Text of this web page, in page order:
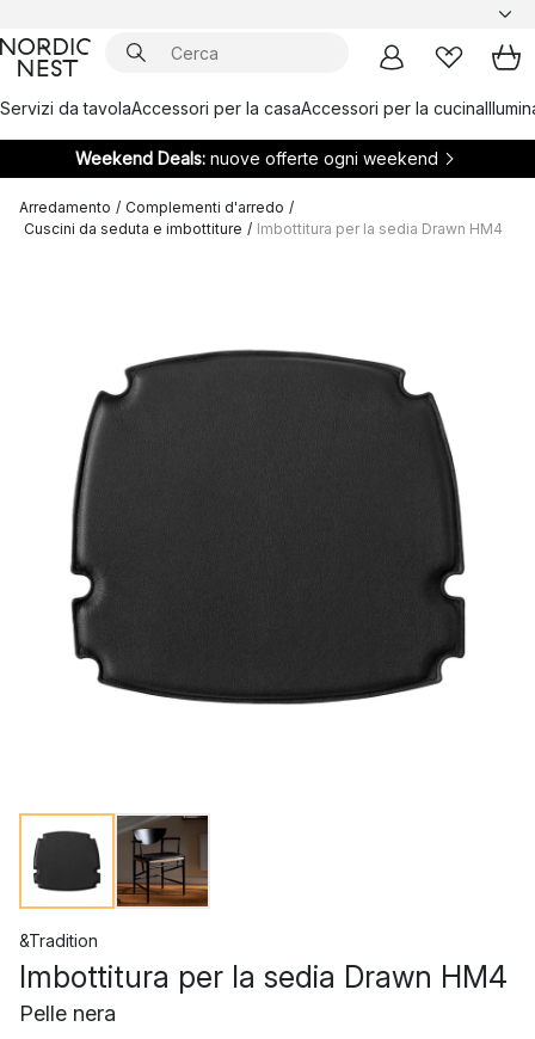
Servizi da tavolaAccessori per la casaAccessori per la cucina
Weekend Deals: nuove offerte ogni weekend
Arredamento / Complementi d'arredo /
Cuscini da seduta e imbottiture / Imbottitura per la sedia Drawn HM4
&Tradition
Imbottitura per la sedia Drawn HM4
Pelle nera